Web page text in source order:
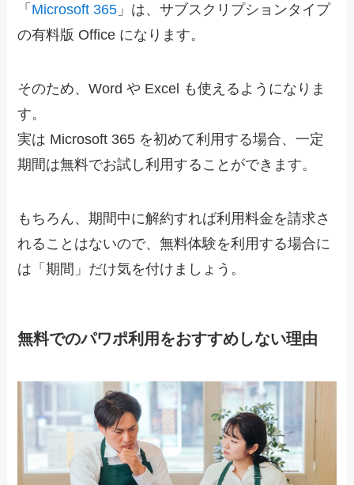
「 Microsoft 365 」は、サブスクリプションタイプ
の有料版 Office になります。
そのため、Word や Excel も使えるようになりま
す。
実は Microsoft 365 を初めて利用する場合、一定
期間は無料でお試し利用することができます。
もちろん、期間中に解約すれば利用料金を請求さ
れることはないので、無料体験を利用する場合に
は「期間」だけ気を付けましょう。
無料でのパワポ利用をおすすめしない理由